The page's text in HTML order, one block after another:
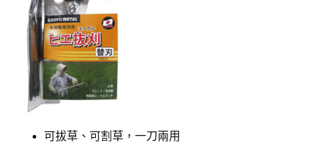
可拔草、可割草，一刀兩用